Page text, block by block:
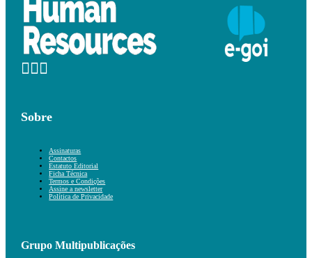
Sobre
Assinaturas
Contactos
Estatuto Editorial
Ficha Técnica
Termos e Condições
Assine a newsletter
Política de Privacidade
Grupo Multipublicações